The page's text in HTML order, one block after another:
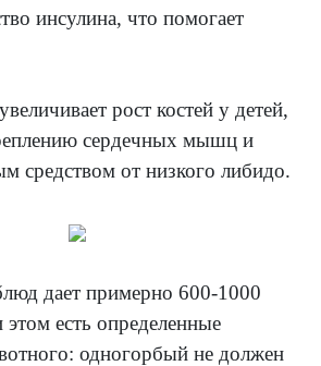
инсулина, что помогает
рост костей у детей,
сердечных мышц и
средством от низкого либидо.
дает примерно 600-1000
есть определенные
одногорбый не должен